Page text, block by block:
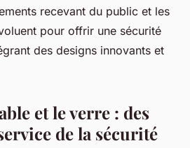
recevant du public et les
pour offrir une sécurité
des designs innovants et
et le verre : des
de la sécurité